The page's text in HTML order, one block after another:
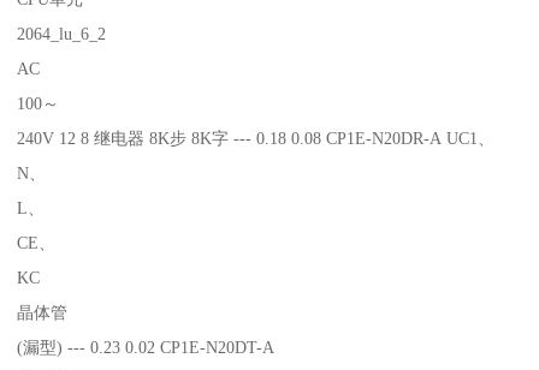
2064_lu_6_2
AC
100～
240V 12 8 继电器 8K步 8K字 --- 0.18 0.08 CP1E-N20DR-A UC1、
N、
L、
CE、
KC
晶体管
(漏型) --- 0.23 0.02 CP1E-N20DT-A